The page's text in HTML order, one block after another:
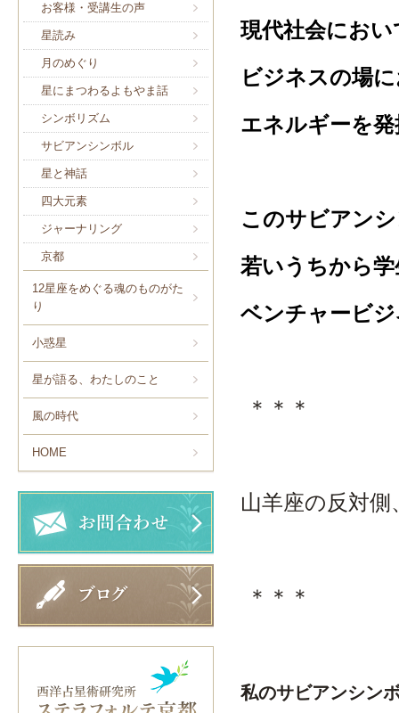
お客様・受講生の声
星読み
月のめぐり
星にまつわるよもやま話
シンボリズム
サビアンシンボル
星と神話
四大元素
ジャーナリング
京都
12星座をめぐる魂のものがた
り
小惑星
星が語る、わたしのこと
風の時代
HOME
現代社会におい
ビジネスの場
エネルギーを
このサビアン
若いうちから
ベンチャービ
＊＊＊
山羊座の反対側
＊＊＊
私のサビアンシン